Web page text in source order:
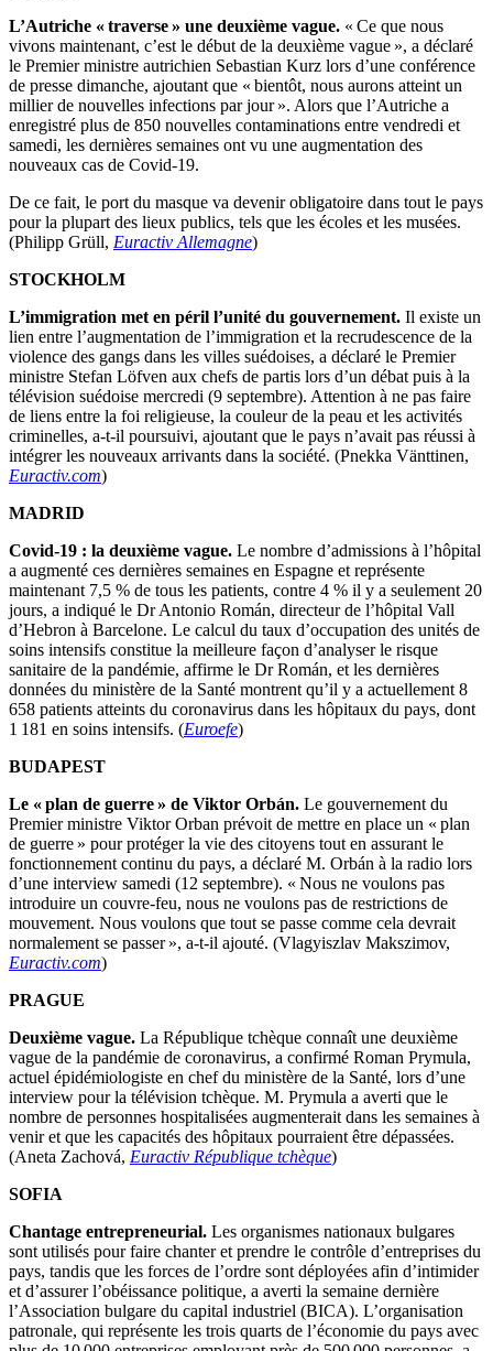
L’Autriche « traverse » une deuxième vague. « Ce que nous
vivons maintenant, c’est le début de la deuxième vague », a déclaré
le Premier ministre autrichien Sebastian Kurz lors d’une conférence
de presse dimanche, ajoutant que « bientôt, nous aurons atteint un
millier de nouvelles infections par jour ». Alors que l’Autriche a
enregistré plus de 850 nouvelles contaminations entre vendredi et
samedi, les dernières semaines ont vu une augmentation des
nouveaux cas de Covid-19.
De ce fait, le port du masque va devenir obligatoire dans tout le pays
pour la plupart des lieux publics, tels que les écoles et les musées.
(Philipp Grüll, Euractiv Allemagne)
STOCKHOLM
L’immigration met en péril l’unité du gouvernement. Il existe un
lien entre l’augmentation de l’immigration et la recrudescence de la
violence des gangs dans les villes suédoises, a déclaré le Premier
ministre Stefan Löfven aux chefs de partis lors d’un débat puis à la
télévision suédoise mercredi (9 septembre). Attention à ne pas faire
de liens entre la foi religieuse, la couleur de la peau et les activités
criminelles, a-t-il poursuivi, ajoutant que le pays n’avait pas réussi à
intégrer les nouveaux arrivants dans la société. (Pnekka Vänttinen,
Euractiv.com)
MADRID
Covid-19 : la deuxième vague. Le nombre d’admissions à l’hôpital
a augmenté ces dernières semaines en Espagne et représente
maintenant 7,5 % de tous les patients, contre 4 % il y a seulement 20
jours, a indiqué le Dr Antonio Román, directeur de l’hôpital Vall
d’Hebron à Barcelone. Le calcul du taux d’occupation des unités de
soins intensifs constitue la meilleure façon d’analyser le risque
sanitaire de la pandémie, affirme le Dr Román, et les dernières
données du ministère de la Santé montrent qu’il y a actuellement 8
658 patients atteints du coronavirus dans les hôpitaux du pays, dont
1 181 en soins intensifs. (Euroefe)
BUDAPEST
Le « plan de guerre » de Viktor Orbán. Le gouvernement du
Premier ministre Viktor Orban prévoit de mettre en place un « plan
de guerre » pour protéger la vie des citoyens tout en assurant le
fonctionnement continu du pays, a déclaré M. Orbán à la radio lors
d’une interview samedi (12 septembre). « Nous ne voulons pas
introduire un couvre-feu, nous ne voulons pas de restrictions de
mouvement. Nous voulons que tout se passe comme cela devrait
normalement se passer », a-t-il ajouté. (Vlagyiszlav Makszimov,
Euractiv.com)
PRAGUE
Deuxième vague. La République tchèque connaît une deuxième
vague de la pandémie de coronavirus, a confirmé Roman Prymula,
actuel épidémiologiste en chef du ministère de la Santé, lors d’une
interview pour la télévision tchèque. M. Prymula a averti que le
nombre de personnes hospitalisées augmenterait dans les semaines à
venir et que les capacités des hôpitaux pourraient être dépassées.
(Aneta Zachová, Euractiv République tchèque)
SOFIA
Chantage entrepreneurial. Les organismes nationaux bulgares
sont utilisés pour faire chanter et prendre le contrôle d’entreprises du
pays, tandis que les forces de l’ordre sont déployées afin d’intimider
et d’assurer l’obéissance politique, a averti la semaine dernière
l’Association bulgare du capital industriel (BICA). L’organisation
patronale, qui représente les trois quarts de l’économie du pays avec